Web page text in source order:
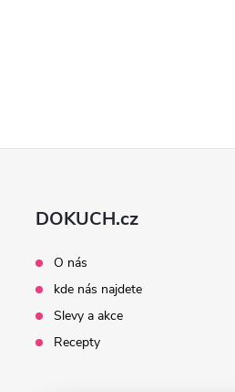
DOKUCH.cz
O nás
kde nás najdete
Slevy a akce
Recepty